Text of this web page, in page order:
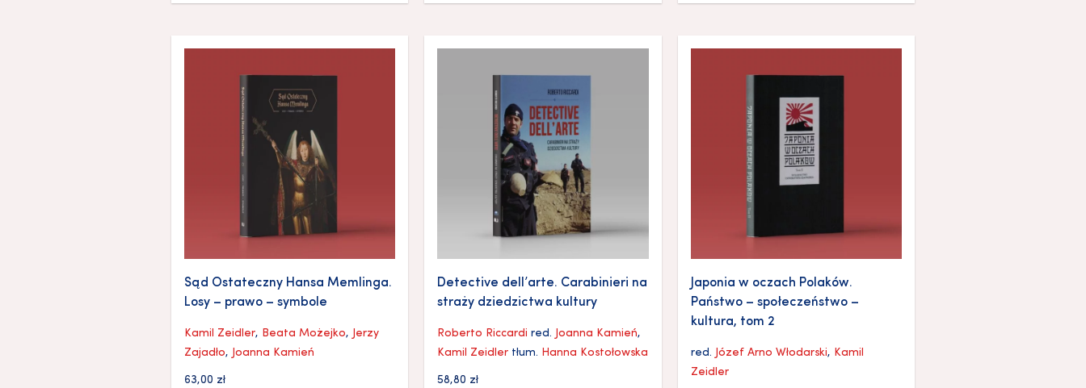
Sąd Ostateczny Hansa Memlinga.
Losy – prawo – symbole
Kamil Zeidler, Beata Możejko, Jerzy
Zajadło, Joanna Kamień
63,00 zł
Detective dell’arte. Carabinieri na
straży dziedzictwa kultury
Roberto Riccardi red. Joanna Kamień,
Kamil Zeidler tłum. Hanna Kostołowska
58,80 zł
Japonia w oczach Polaków.
Państwo – społeczeństwo –
kultura, tom 2
red. Józef Arno Włodarski, Kamil
Zeidler